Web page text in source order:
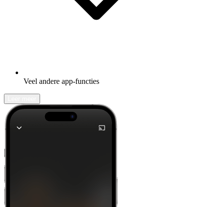
Veel andere app-functies